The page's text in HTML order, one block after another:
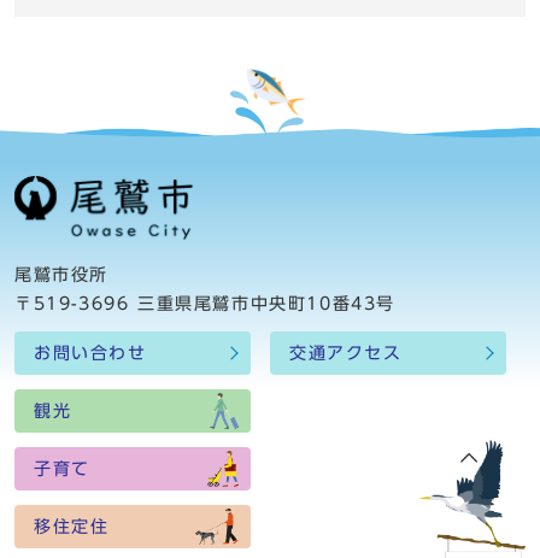
尾鷲市役所
〒519-3696 三重県尾鷲市中央町10番43号
お問い合わせ 交通アクセス
観光
子育て
移住定住